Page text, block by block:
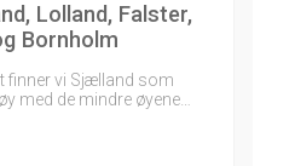
Lolland, Falster,
Bornholm
finner vi Sjælland som
med de mindre øyene…